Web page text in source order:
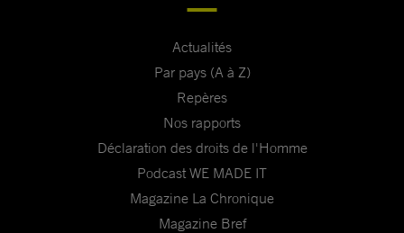
Actualités
Par pays (A à Z)
Repères
Nos rapports
Déclaration des droits de l'Homme
Podcast WE MADE IT
Magazine La Chronique
Magazine Bref